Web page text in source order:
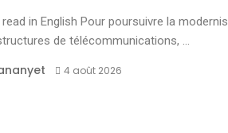
in English Pour poursuivre la
de télécommunications, ...
4 août 2026